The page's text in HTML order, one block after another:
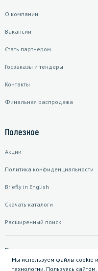
О компании
Вакансии
Стать партнером
Госзаказы и тендеры
Контакты
Финальная распродажа
Полезное
Акции
Политика конфиденциальности
Briefly in English
Скачать каталоги
Расширенный поиск
Подписаться на рассылку
Мы используем файлы cookie
технологии. Пользуясь